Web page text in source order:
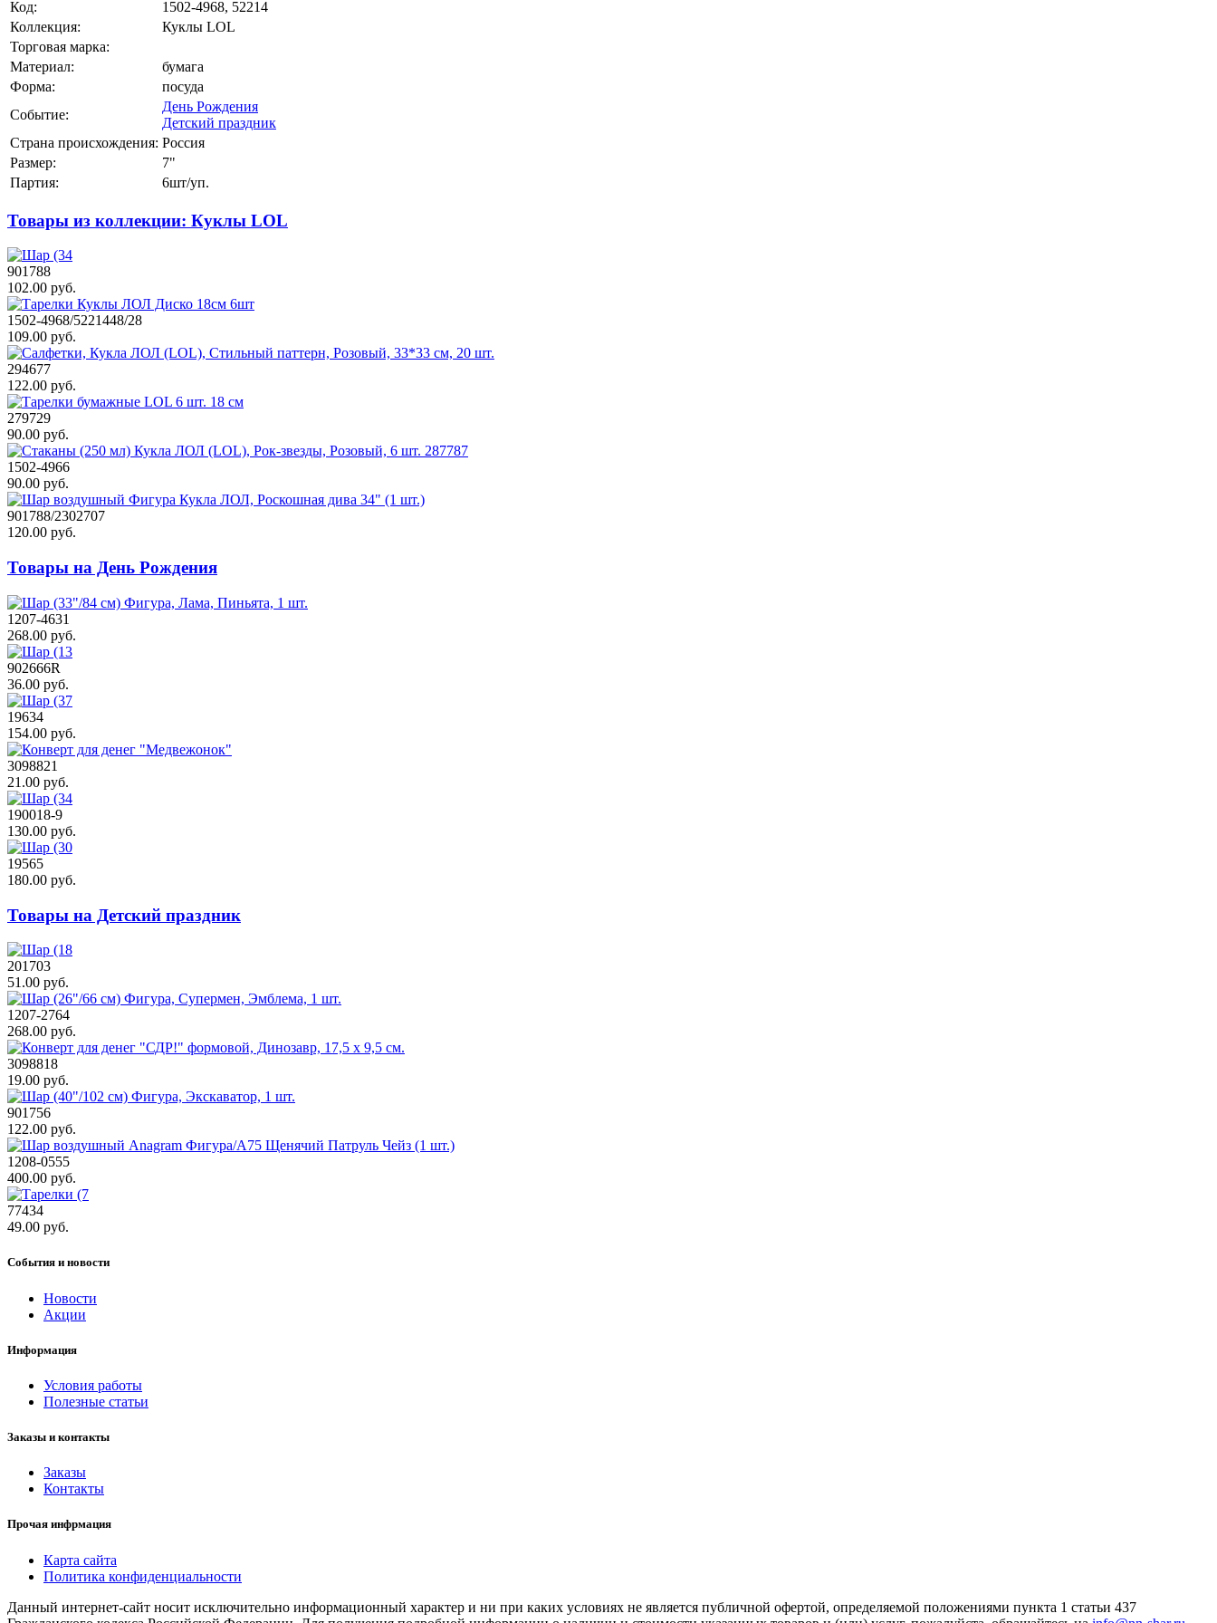
Код:
1502-4968, 52214
Коллекция:
Куклы LOL
Торговая марка:
Материал:
бумага
Форма:
посуда
Событие:
День Рождения
Детский праздник
Страна происхождения: Россия
Размер:
7"
Партия:
6шт/уп.
Товары из коллекции: Куклы LOL
901788
102.00 руб.
1502-4968/5221448/28
109.00 руб.
294677
122.00 руб.
279729
90.00 руб.
1502-4966
90.00 руб.
901788/2302707
120.00 руб.
Товары на День Рождения
1207-4631
268.00 руб.
902666R
36.00 руб.
19634
154.00 руб.
3098821
21.00 руб.
190018-9
130.00 руб.
19565
180.00 руб.
Товары на Детский праздник
201703
51.00 руб.
1207-2764
268.00 руб.
3098818
19.00 руб.
901756
122.00 руб.
1208-0555
400.00 руб.
77434
49.00 руб.
События и новости
Новости
Акции
Информация
Условия работы
Полезные статьи
Заказы и контакты
Заказы
Контакты
Прочая инфрмация
Карта сайта
Политика конфиденциальности
Данный интернет-сайт носит исключительно информационный характер и ни при каких условиях не является публичной офертой, определяемой положениями пункта 1 статьи 437